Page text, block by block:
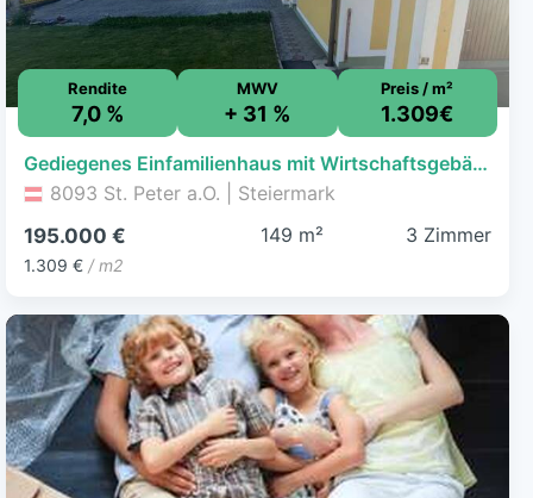
Rendite
7,0 %
MWV
+ 31 %
Preis / m²
1.309€
Gediegenes Einfamilienhaus mit Wirtschaftsgebäude in St. Peter am Ottersbach
8093 St. Peter a.O. | Steiermark
195.000 €
1.309 € / m2
149 m² 3 Zimmer